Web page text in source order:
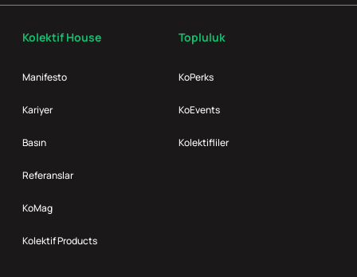
Kolektif House
Manifesto
Kariyer
Basın
Referanslar
KoMag
Kolektif Products
Topluluk
KoPerks
KoEvents
Kolektifliler